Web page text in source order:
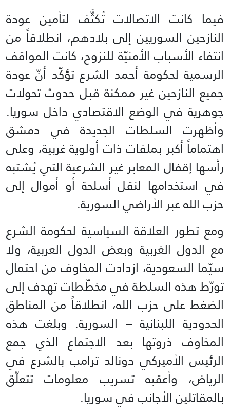
فيما كانت الاتصالات تُكثَّف لتأمين عودة
النازحين السوريين إلى بلادهم، انطلاقاً من
انتفاء الأسباب الأمنيّة للنزوح، كانت المواقف
الرسمية لحكومة أحمد الشرع تؤكّد أنّ عودة
جميع النازحين غير ممكنة قبل حدوث تحولات
جوهرية في الوضع الاقتصادي داخل سوريا.
وأظهرت السلطات الجديدة في دمشق
اهتماماً أكبر بملفات ذات أولوية غربية، وعلى
رأسها إقفال المعابر غير الشرعية التي يُشتبه
في استخدامها لنقل أسلحة أو أموال إلى
حزب الله عبر الأراضي السورية.
ومع تطور العلاقة السياسية لحكومة الشرع
مع الدول الغربية وبعض الدول العربية، ولا
سيّما السعودية، ازدادت المخاوف من احتمال
تورّط هذه السلطة في مخطّطات تهدف إلى
الضغط على حزب الله، انطلاقاً من المناطق
الحدودية اللبنانية – السورية. وبلغت هذه
المخاوف ذروتها بعد الاجتماع الذي جمع
الرئيس الأميركي دونالد ترامب بالشرع في
الرياض، وأعقبه تسريب معلومات تتعلّق
بالمقاتلين الأجانب في سوريا.